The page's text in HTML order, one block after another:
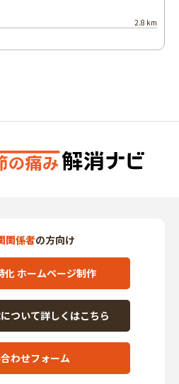
2.8 km
関係者の方向け
化 ホームページ制作
ついて詳しくはこちら
わせフォーム